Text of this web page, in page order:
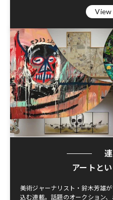
かない。本連載では、ヴィンテ
まな角度から評価すべきポイン
View
アートと
美術ジャーナリスト・鈴木芳雄
込む連載。話題のオークション